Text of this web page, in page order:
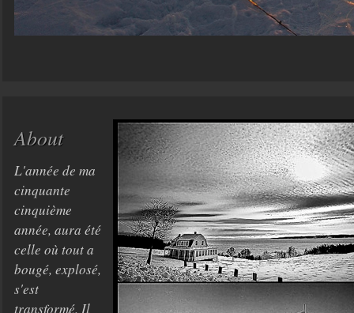
About
L'année de ma
cinquante
cinquième
année, aura été
celle où tout a
bougé, explosé,
s'est
transformé. Il